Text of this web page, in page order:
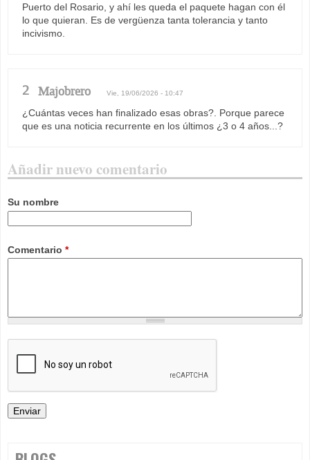
Puerto del Rosario, y ahí les queda el paquete hagan con él
lo que quieran. Es de vergüenza tanta tolerancia y tanto
incivismo.
2 Majobrero Vie, 19/06/2026 - 10:47
¿Cuántas veces han finalizado esas obras?. Porque parece
que es una noticia recurrente en los últimos ¿3 o 4 años...?
Añadir nuevo comentario
Su nombre
Comentario *